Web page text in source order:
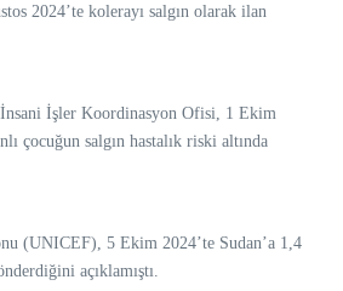
2024’te kolerayı salgın olarak ilan
İşler Koordinasyon Ofisi, 1 Ekim
çocuğun salgın hastalık riski altında
(UNICEF), 5 Ekim 2024’te Sudan’a 1,4
açıklamıştı.